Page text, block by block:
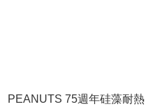
PEANUTS 75週年硅藻耐熱